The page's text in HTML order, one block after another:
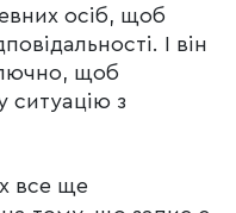
осіб, щоб
І він
щоб
ситуацію з
все ще